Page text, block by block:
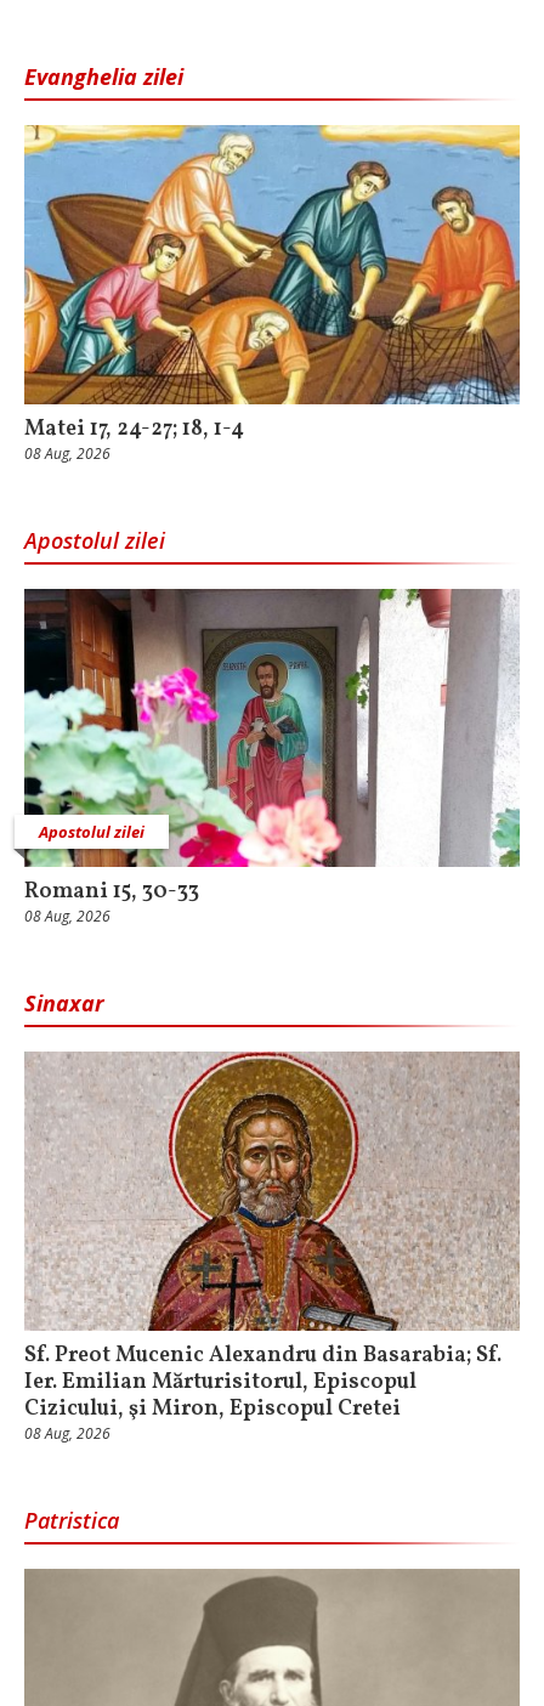
Evanghelia zilei
Matei 17, 24-27; 18, 1-4
08 Aug, 2026
Apostolul zilei
Apostolul zilei
Romani 15, 30-33
08 Aug, 2026
Sinaxar
Sf. Preot Mucenic Alexandru din Basarabia; Sf.
Ier. Emilian Mărturisitorul, Episcopul
Cizicului, şi Miron, Episcopul Cretei
08 Aug, 2026
Patristica